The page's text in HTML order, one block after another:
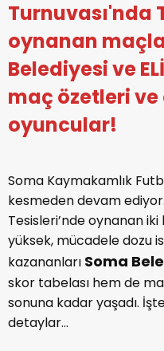
Turnuvası'nda
oynanan
Belediyesi ve
maç özetleri ve
oyuncular!
Soma Kaymakamlık
kesmeden devam
Tesisleri’nde oynanan
yüksek, mücadele dozu
kazananları Soma
skor tabelası hem de
sonuna kadar yaşadı.
detaylar…